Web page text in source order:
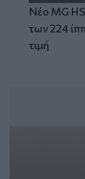
Νέο MG
των 224
τιμή